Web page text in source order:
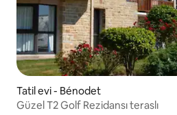
Tatil evi - Bénodet
Güzel T2 Golf Rezidansı teraslı